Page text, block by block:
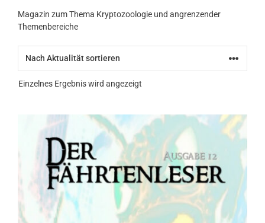
Magazin zum Thema Kryptozoologie und angrenzender
Themenbereiche
Einzelnes Ergebnis wird angezeigt